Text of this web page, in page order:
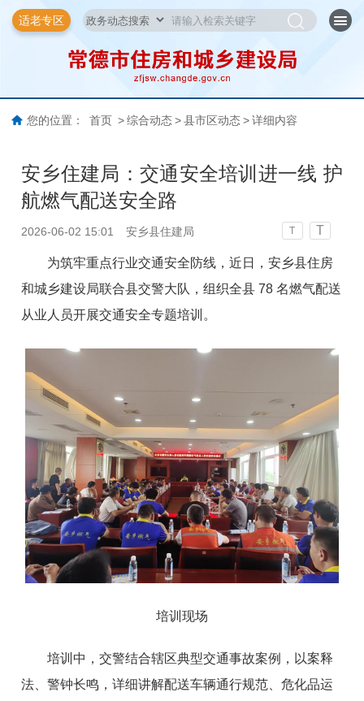
适老专区
您的位置： 首页 > 综合动态 > 县市区动态 > 详细内容
安乡住建局：交通安全培训进一线 护
航燃气配送安全路
2026-06-02 15:01 安乡县住建局 T T
为筑牢重点行业交通安全防线，近日，安乡县住房
和城乡建设局联合县交警大队，组织全县 78 名燃气配送
从业人员开展交通安全专题培训。
培训现场
培训中，交警结合辖区典型交通事故案例，以案释
法、警钟长鸣，详细讲解配送车辆通行规范、危化品运